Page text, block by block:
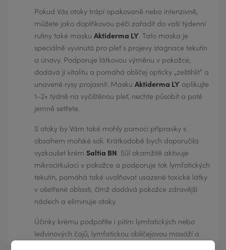
Pokud Vás otoky trápí opakovaně nebo intenzivně,
můžete jako doplňkovou péči zařadit do vaší týdenní
rutiny také maskuAktiderma LY. Tato maska je
speciálně vyvinutá pro pleť s projevy stagnace tekutin
a únavy. Podporuje látkovou výměnu v pokožce,
dodává jí vitalitu a pomáhá obličej opticky „zeštíhlit“ a
unavené rysy projasnit. MaskuAktiderma LY aplikujte
1–2× týdně na vyčištěnou pleť, nechte působit a poté
jemně setřete.
S otoky by Vám také mohly pomoci přípravky s
obsahem mořské soli. Krátkodobě bych doporučila
vyzkoušet krémSaltia BN. Sůl okamžitě aktivuje
mikrocirkulaci v pokožce a podporuje tok lymfatických
tekutin, pomáhá také uvolňovat usazené toxické látky
v ošetřené oblasti, čímž dodává pokožce zdravější
nádech a eliminuje otoky.
Účinky krému podpoříte i pitím lymfatických nebo
ledvinových čajů, lymfatickou obličejovou masáží a